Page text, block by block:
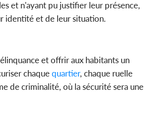
et n'ayant pu justifier leur présence,
identité et de leur situation.
et offrir aux habitants un
chaquequartier, chaque ruelle
de criminalité, où la sécurité sera une